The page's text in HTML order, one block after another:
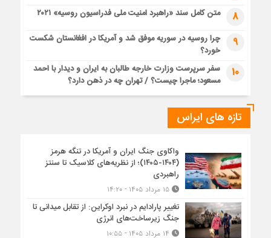
8 متن کامل سند «راهبرد امنیت ملی فدراسیون روسیه» ۲۰۲۱
9
چرا روسیه در سوریه موفق شد و آمریکا در افغانستان شکست
خورد؟
10
سفر سرپرست وزارت خارجه طالبان به ایران و دیدار با احمد
مسعود؛ ماجرا چیست؟ / تهران چه در ذهن دارد؟
تازه های ایراس
واکاوی جنگ ایران و آمریکا در تنگه هرمز
(۱۴۰۴-۱۴۰۵)؛ از نظریه‌های کلاسیک تا سنتز
راهبردی
۱۵ مرداد ۱۴۰۵ - ۱۴:۲۰
تغییر پارادایم در نبرد اوکراین: از تقابل میدانی تا
جنگ زیرساخت‌های انرژی